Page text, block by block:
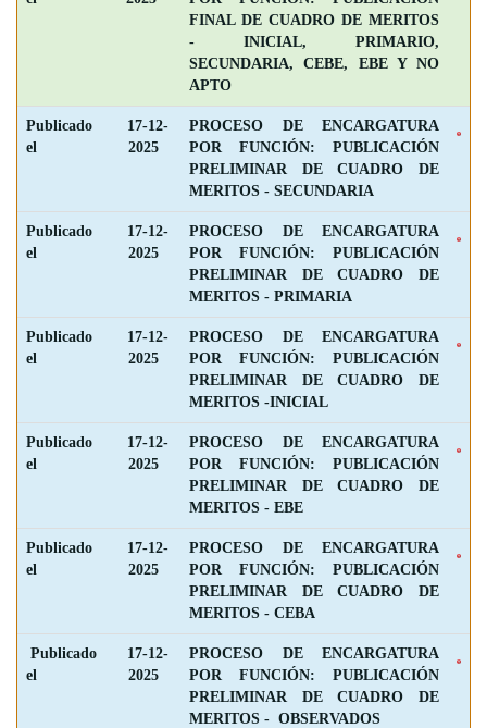
FINAL DE CUADRO DE MERITOS
- INICIAL, PRIMARIO,
SECUNDARIA, CEBE, EBE Y NO
APTO
Publicado
el
17-12-
2025
PROCESO DE ENCARGATURA
POR FUNCIÓN: PUBLICACIÓN
PRELIMINAR DE CUADRO DE
MERITOS - SECUNDARIA
Publicado
el
17-12-
2025
PROCESO DE ENCARGATURA
POR FUNCIÓN: PUBLICACIÓN
PRELIMINAR DE CUADRO DE
MERITOS - PRIMARIA
Publicado
el
17-12-
2025
PROCESO DE ENCARGATURA
POR FUNCIÓN: PUBLICACIÓN
PRELIMINAR DE CUADRO DE
MERITOS -INICIAL
Publicado
el
17-12-
2025
PROCESO DE ENCARGATURA
POR FUNCIÓN: PUBLICACIÓN
PRELIMINAR DE CUADRO DE
MERITOS - EBE
Publicado
el
17-12-
2025
PROCESO DE ENCARGATURA
POR FUNCIÓN: PUBLICACIÓN
PRELIMINAR DE CUADRO DE
MERITOS - CEBA
Publicado
el
17-12-
2025
PROCESO DE ENCARGATURA
POR FUNCIÓN: PUBLICACIÓN
PRELIMINAR DE CUADRO DE
MERITOS - OBSERVADOS